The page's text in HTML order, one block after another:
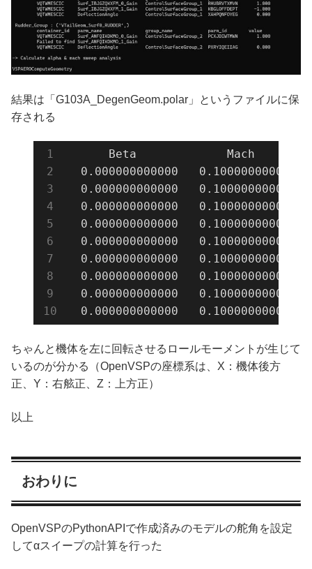
    mach = [
0.1]
結果は「G103A_DegenGeom.polar」というファイルに保
存される
Beta             Mach
0.000000000000   0.100000000000
0.000000000000   0.100000000000
0.000000000000   0.100000000000
0.000000000000   0.100000000000
0.000000000000   0.100000000000
0.000000000000   0.100000000000
0.000000000000   0.100000000000
0.000000000000   0.100000000000
0.000000000000   0.100000000000
ちゃんと機体を左に回転させるロールモーメントが生じて
いるのが分かる（OpenVSPの座標系は、X：機体後方
正、Y：右舷正、Z：上方正）
以上
おわりに
OpenVSPのPythonAPIで作成済みのモデルの舵角を設定
してαスイープの計算を行った